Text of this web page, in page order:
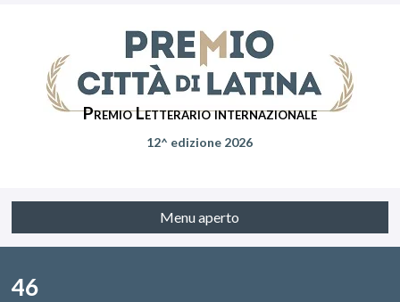
Premio Letterario internazionale
12^ edizione 2026
Menu aperto
46